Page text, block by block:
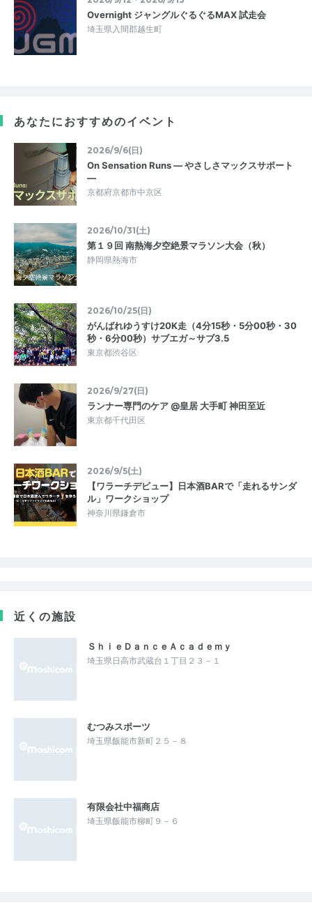
Overnight ジャングルぐるぐるMAX 試走会
埼玉県入間郡越生町
あなたにおすすめのイベント
2026/9/6(日)
On Sensation Runs — やさしさマックスサポート
—
京都府京都市中京区
2026/10/31(土)
第１９回 南熱海夕空絶景マラソン大会（秋）
静岡県熱海市
2026/10/25(日)
がんばれゆうすけ20K走（4分15秒・5分00秒・30
秒・6分00秒）サブエガ～サブ3.5
東京都渋谷区
2026/9/27(日)
ランナー専門のケア @皇居 大手町 神田至近
東京都千代田区
2026/9/5(土)
【ワラーチデビュー】日本酒BARで「走れるサンダ
ル」ワークショップ
神奈川県鎌倉市
近くの施設
ＳｈｉｅＤａｎｃｅＡｃａｄｅｍｙ
埼玉県日高市武蔵台１丁目２３－１
むつみスポーツ
埼玉県飯能市新町２５－８
有限会社中福商店
埼玉県飯能市柳町９－６